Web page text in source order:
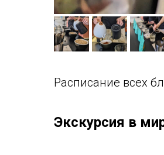
Расписание всех
Экскурсия в